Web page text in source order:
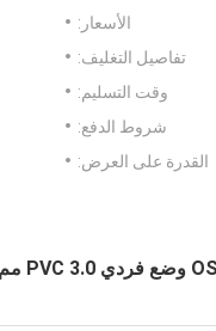
الأسعار:
تفاصيل التغليف:
وقت التسليم:
شروط الدفع:
القدرة على العرض: